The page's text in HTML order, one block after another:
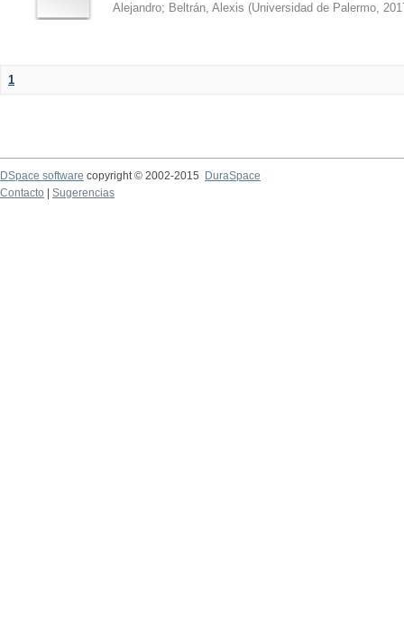
Alejandro; Beltrán, Alexis (Universidad de Palermo,
1
DSpace software copyright © 2002-2015
DuraSpace
Contacto
Sugerencias